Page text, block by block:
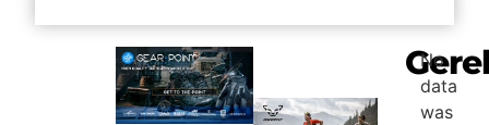
No
data
was